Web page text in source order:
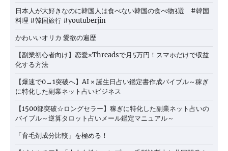
日本人が大好きなのに韓国人は食べない韓国の食べ物3選 #韓国
料理 #韓国旅行 #youtuberjin
かわいいオリカ 愛欲の遍歴
【副業初心者向け】恋愛×Threadsで月5万円！スマホだけで収益
化する方法
【爆速で0→1突破へ】AI × 誕生日占い鑑定書作成バイブル～稼ぎ
に特化した副業ネット占いビジネス
【1500部突破☆ロングセラー】稼ぎに特化した副業ネット占いの
バイブル～逆算タロット占いメール鑑定マニュアル～
「育毛剤成分比較」を極める！